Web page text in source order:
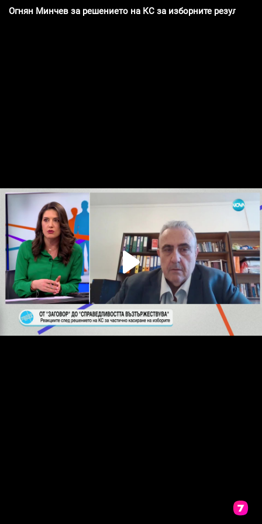
Огнян Минчев за решението на КС за изборните